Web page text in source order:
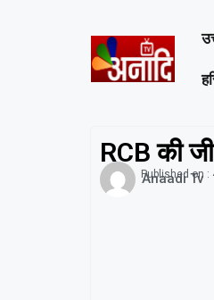
RCB की
Anaadi Tv
Published on :